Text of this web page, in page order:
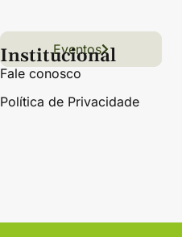
Grãos
Hortifrúti
Eventos
Institucional
Fale conosco
Política de Privacidade